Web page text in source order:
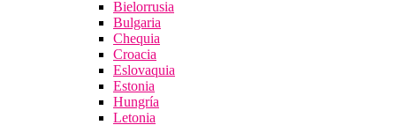
Bielorrusia
Bulgaria
Chequia
Croacia
Eslovaquia
Estonia
Hungría
Letonia